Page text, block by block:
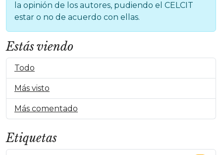
la opinión de los autores, pudiendo el CELCIT
estar o no de acuerdo con ellas.
Estás viendo
Todo
Más visto
Más comentado
Etiquetas